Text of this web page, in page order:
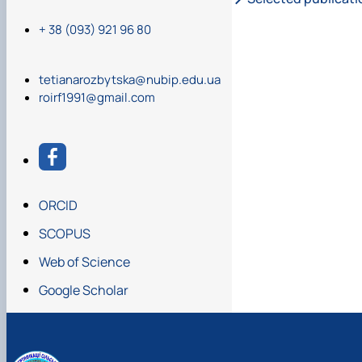
+ 38 (093) 921 96 80
tetianarozbytska@nubip.edu.ua
roirf1991@gmail.com
ORCID
SCOPUS
Web of Science
Google Scholar